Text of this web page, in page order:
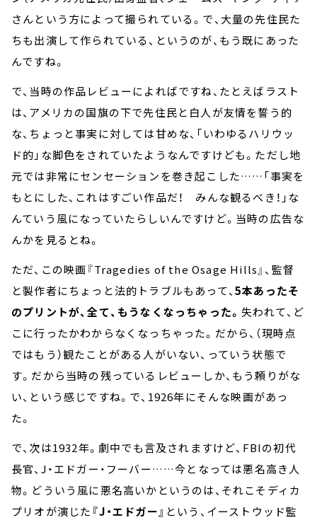
さんという方によって撮られている。で、大量の先住民た
ちも出演して作られている、というのが、もう既にあった
んですね。
で、当時の作品レビューによればですね、たとえばラスト
は、アメリカの国旗の下で先住民と白人が友情を誓う的
な、ちょっと事実に対しては甘めな、「いわゆるハリウッ
ド的」な脚色をされていたようなんですけども。ただし地
元では非常にセンセーションを巻き起こした……「事実を
もとにした、これはすごい作品だ！ みんな観るべき！」な
んていう風になっていたらしいんですけど。当時の広告な
んかを見るとね。
ただ、この映画『Tragedies of the Osage Hills』、監督
と製作者にちょっと法的トラブルもあって、5本あったそ
のプリントが、全て、もうなくなっちゃった。失われて、ど
こに行ったかわからなくなっちゃった。だから、（現時点
ではもう）観たことがある人がいない、っていう状態で
す。だから当時の残っているレビューしか、もう頼りがな
い、という感じですね。で、1926年にそんな映画があっ
た。
で、次は1932年。劇中でも言及されますけど、FBIの初代
長官、J・エドガー・フーバー……今となっては悪名高き人
物。どういう風に悪名高いかというのは、それこそディカ
プリオが演じた 『J・エドガー』 という、イーストウッド監